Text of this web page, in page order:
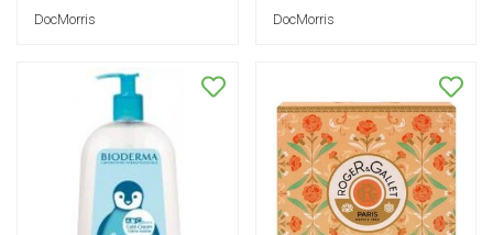
DocMorris DocMorris